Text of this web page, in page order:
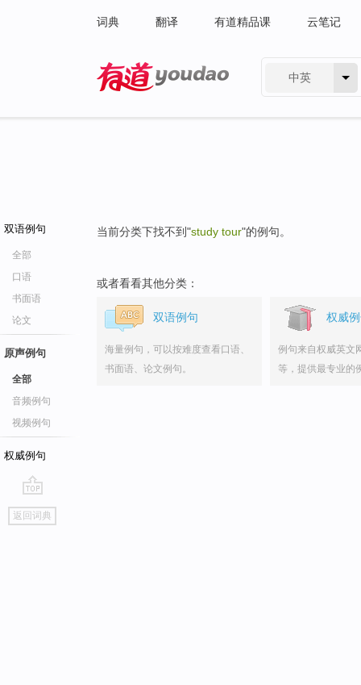
词典 翻译 有道精品课 云笔记
中英
双语例句
全部
口语
书面语
论文
原声例句
全部
音频例句
视频例句
权威例句
go
top
返回词典
当前分类下找不到"study tour"的例句。
或者看看其他分类：
双语例句
海量例句，可以按难度查看口语、
书面语、论文例句。
权威
例句来自权威英文
等，提供最专业的